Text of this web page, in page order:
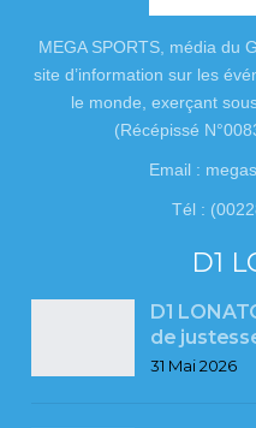
MEGA SPORTS, média du
site d’information sur les
le monde, exerçant
(Récépissé
Email :
Tél :
D1
D1
de
31 Mai 2026